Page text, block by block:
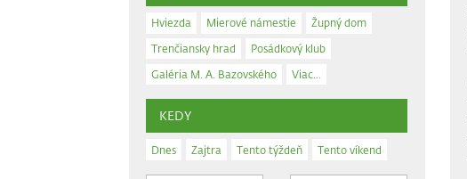
Hviezda Mierové námestie
Župný dom
Trenčiansky hrad
Posádkový klub
Galéria M. A. Bazovského
Viac...
KEDY
Dnes Zajtra Tento týždeň Tento víkend